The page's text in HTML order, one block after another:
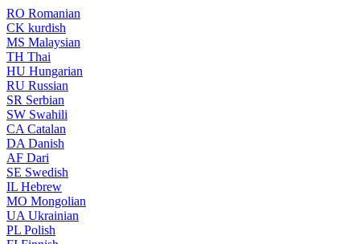
RO Romanian
CK kurdish
MS Malaysian
TH Thai
HU Hungarian
RU Russian
SR Serbian
SW Swahili
CA Catalan
DA Danish
AF Dari
SE Swedish
IL Hebrew
MO Mongolian
UA Ukrainian
PL Polish